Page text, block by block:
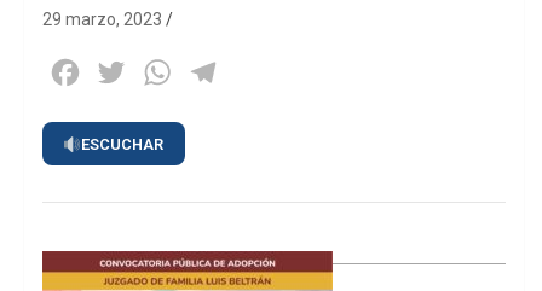
29 marzo, 2023
Facebook
Twitter WhatsApp
ESCUCHAR